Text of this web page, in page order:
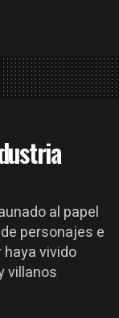
al papel
personajes e
vivido
villanos